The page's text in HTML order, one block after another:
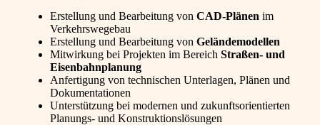
Erstellung und Bearbeitung von CAD-Plänen im
Verkehrswegebau
Erstellung und Bearbeitung von Geländemodellen
Mitwirkung bei Projekten im Bereich Straßen- und
Eisenbahnplanung
Anfertigung von technischen Unterlagen, Plänen und
Dokumentationen
Unterstützung bei modernen und zukunftsorientierten
Planungs- und Konstruktionslösungen